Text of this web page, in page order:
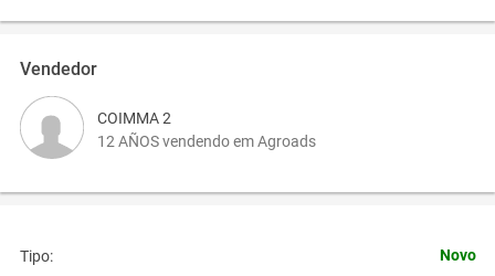
Vendedor
COIMMA 2
12 AÑOS vendendo em Agroads
Tipo: Novo